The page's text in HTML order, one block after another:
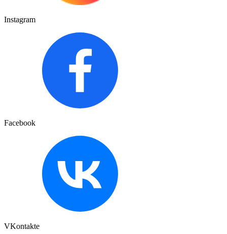
Instagram
Facebook
VKontakte